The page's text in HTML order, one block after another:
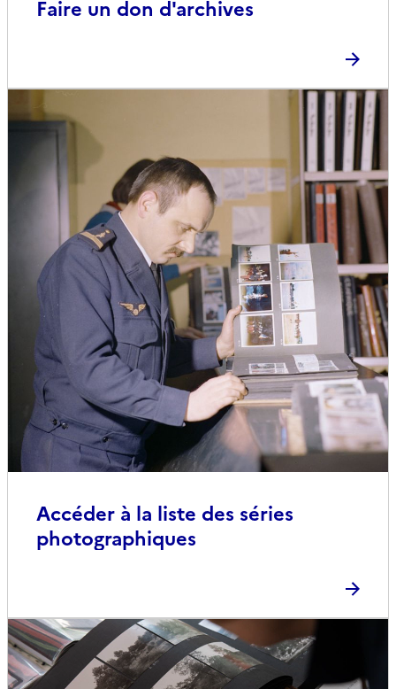
Faire un don d'archives
Accéder à la liste des séries
photographiques